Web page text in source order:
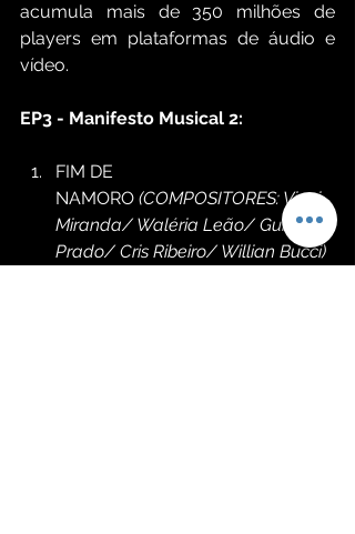
acumula mais de 350 milhões de
players em plataformas de áudio e
vídeo.
EP3 - Manifesto Musical 2:
FIM DE
NAMORO (COMPOSITORES: Vinni
Miranda/ Waléria Leão/ Gui
Prado/ Cris Ribeiro/ Willian Bucci)